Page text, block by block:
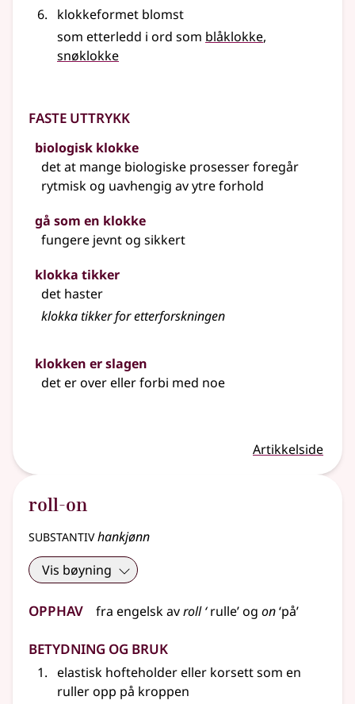
klokkeformet blomst
som etterledd i ord som blåklokke
snøklokke
Faste uttrykk
biologisk klokke
det at mange biologiske prosesser foregår
rytmisk og uavhengig av ytre forhold
gå som en klokke
fungere jevnt og sikkert
klokka tikker
det haster
klokka tikker for etterforskningen
klokken er slagen
det er over eller forbi med noe
Artikkelside
roll-on
substantivhankjønn
Vis bøyning
Opphav fra engelskavroll ‘rulle’ og on‘på’
Betydning og bruk
elastisk hofteholdereller korsett som en
ruller opp på kroppen